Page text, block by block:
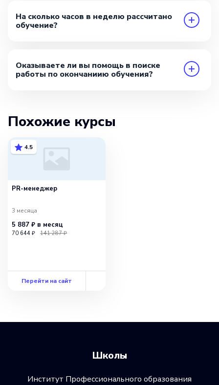
На сколько часов в неделю рассчитано
обучение?
Оказываете ли вы помощь в поиске
работы по окончаниию обучения?
Похожие курсы
4.5
PR-менеджер
3 месяца
5 887 ₽ в месяц
70 644 ₽ 141 287 ₽
Перейти на сайт
Школы
Институт Профессионального образования